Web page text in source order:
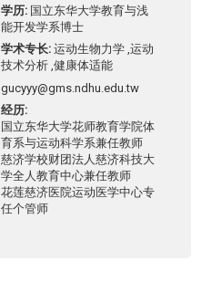
学历 国立东华大学教育与浅
能开发学系博士
学术专长 运动生物力学 ,运动
技术分析 ,健康体适能
gucyyy@gms.ndhu.edu.tw
经历
国立东华大学花师教育学院体
育系与运动科学系兼任教师
慈济学校财团法人慈济科技大
学全人教育中心兼任教师
花莲慈济医院运动医学中心专
任个管师